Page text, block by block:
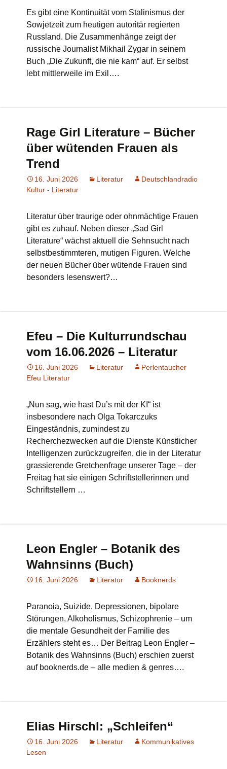
Es gibt eine Kontinuität vom Stalinismus der
Sowjetzeit zum heutigen autoritär regierten
Russland. Die Zusammenhänge zeigt der
russische Journalist Mikhail Zygar in seinem
Buch „Die Zukunft, die nie kam“ auf. Er selbst
lebt mittlerweile im Exil….
Rage Girl Literature – Bücher
über wütenden Frauen als
Trend
16. Juni 2026 Literatur
Deutschlandradio
Kultur - Literatur
Literatur über traurige oder ohnmächtige Frauen
gibt es zuhauf. Neben dieser „Sad Girl
Literature“ wächst aktuell die Sehnsucht nach
selbstbestimmteren, mutigen Figuren. Welche
der neuen Bücher über wütende Frauen sind
besonders lesenswert?…
Efeu – Die Kulturrundschau
vom 16.06.2026 – Literatur
16. Juni 2026 Literatur
Perlentaucher
Efeu Literatur
„Nun sag, wie hast Du’s mit der KI“ ist
insbesondere nach Olga Tokarczuks
Eingeständnis, zumindest zu
Recherchezwecken auf die Dienste Künstlicher
Intelligenzen zurückzugreifen, die in der Literatur
grassierende Gretchenfrage unserer Tage – der
Freitag hat sie einigen Schriftstellerinnen und
Schriftstellern …
Leon Engler – Botanik des
Wahnsinns (Buch)
16. Juni 2026 Literatur Booknerds
Paranoia, Suizide, Depressionen, bipolare
Störungen, Alkoholismus, Schizophrenie – um
die mentale Gesundheit der Familie des
Erzählers steht es… Der Beitrag Leon Engler –
Botanik des Wahnsinns (Buch) erschien zuerst
auf booknerds.de – alle medien & genres….
Elias Hirschl: „Schleifen“
16. Juni 2026 Literatur
Kommunikatives
Lesen